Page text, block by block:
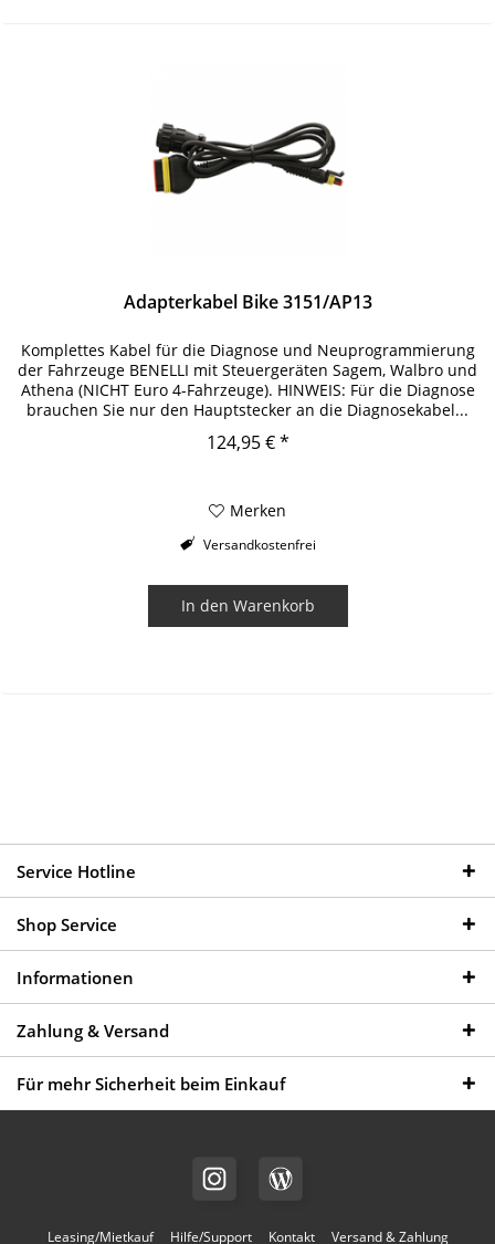
Adapterkabel Bike 3151/AP13
Komplettes Kabel für die Diagnose und Neuprogrammierung
der Fahrzeuge BENELLI mit Steuergeräten Sagem, Walbro und
Athena (NICHT Euro 4-Fahrzeuge). HINWEIS: Für die Diagnose
brauchen Sie nur den Hauptstecker an die Diagnosekabel...
124,95 € *
Merken
Versandkostenfrei
In den Warenkorb
Service Hotline
Shop Service
Informationen
Zahlung & Versand
Für mehr Sicherheit beim Einkauf
Leasing/Mietkauf Hilfe/Support Kontakt Versand & Zahlung